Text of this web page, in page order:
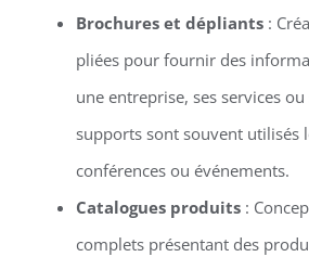
Brochures et dépliants:
pliées pour fournir des
une entreprise, ses services
supports sont souvent utilisés
conférences ou événements.
Catalogues produits:
complets présentant des